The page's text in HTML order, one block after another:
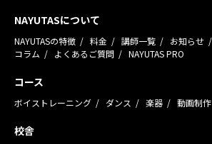
NAYUTASについて
NAYUTASの特徴 料金 講師一覧 お知らせ
コラム
よくあるご質問 NAYUTAS PRO
コース
ボイストレーニング ダンス 楽器 動画制作
校舎